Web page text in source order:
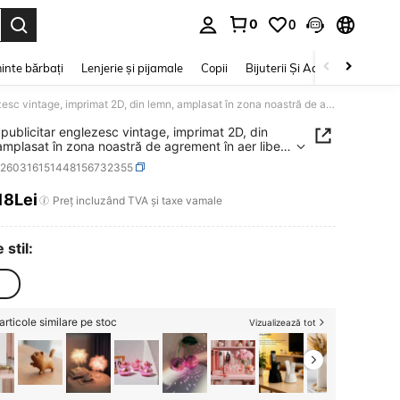
0 0
bărbați Lenjerie și pijamale Copii Bijuterii Și Accesorii
Panou publicitar englezesc vintage, imprimat 2D, din lemn, amplasat în zona noastră de agrement în aer liber pentru a transmite informații precum băuturile oferite, creând o atmosferă plăcută și subliniind bucuria timpului petrecut și crearea de amintiri. Decor interior, Bar, Decorare perete bar
publicitar englezesc vintage, imprimat 2D, din
în zona noastră de agrement în aer liber
transmite informații precum băuturile oferite,
o atmosferă plăcută și subliniind bucuria timpului
și crearea de amintiri. Decor interior, Bar,
perete barAND AVAILABILITY
Preț incluzând TVA și taxe vamale
stil:
similare pe stoc Vizualizează tot